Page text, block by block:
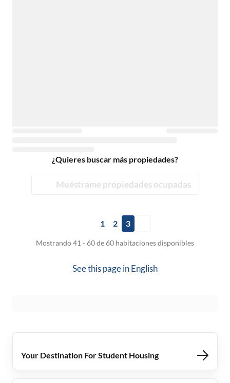
¿Quieres buscar más propiedades?
Muéstrame propiedades ocupadas
1 2 3
Mostrando 41 - 60 de 60 habitaciones disponibles
See this page inEnglish
Your Destination For Student Housing